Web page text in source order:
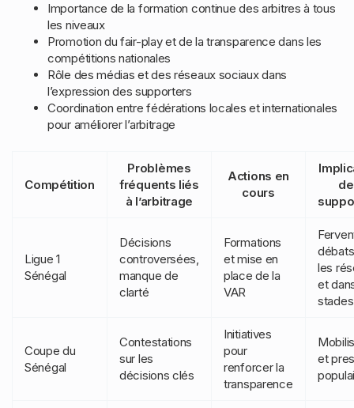
Importance de la formation continue des arbitres à tous
les niveaux
Promotion du fair-play et de la transparence dans les
compétitions nationales
Rôle des médias et des réseaux sociaux dans
l’expression des supporters
Coordination entre fédérations locales et internationales
pour améliorer l’arbitrage
Compétition
Problèmes
fréquents liés
à l’arbitrage
Actions en
cours
Ligue 1
Sénégal
Décisions
controversées,
manque de
clarté
Formations
et mise en
place de la
VAR
les
et
stades
Coupe du
Sénégal
Contestations
sur les
décisions clés
Initiatives
pour
renforcer la
transparence
et